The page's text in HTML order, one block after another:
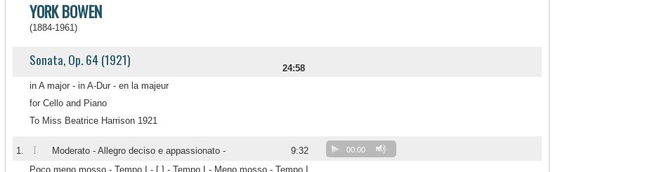
YORK BOWEN
(1884-1961)
Sonata, Op. 64 (1921)
24:58
in A major - in A-Dur - en la majeur
for Cello and Piano
To Miss Beatrice Harrison 1921
1. I Moderato - Allegro deciso e appassionato - 9:32 00:00
Poco meno mosso - Tempo I - [ ] - Tempo I - Meno mosso - Tempo I